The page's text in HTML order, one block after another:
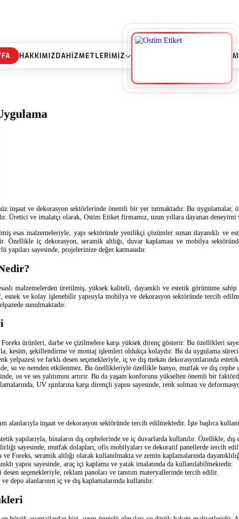
HAKKIMIZDAHIZMETLERIMIZ
inşaat ve dekorasyon sektörlerinde önemli bir yer tutmaktadır. Bu
Üretici ve imalatçı olarak, Ostim Etiket firmamız, uzun yıllara dayanan
esas malzemeleriyle, yapı sektöründe yenilikçi çözümler sunan dayanıklı ve
Özellikle iç dekorasyon, seramik altlığı, duvar kaplaması ve mobilya
sayesinde, projelerinize değer katmasıdır.
malzemelerden üretilmiş, yüksek kaliteli, dayanıklı ve estetik görünüme
esnek ve kolay işlenebilir yapısıyla mobilya ve dekorasyon sektöründe tercih
sunulmaktadır.
Foreks ürünleri, darbe ve çizilmelere karşı yüksek direnç gösterir. Bu özellikleri
kesim, şekillendirme ve montaj işlemleri oldukça kolaydır. Bu da uygulama
yelpazesi ve farklı desen seçenekleriyle, iç ve dış mekan dekorasyonlarında
su ve nemden etkilenmez. Bu özellikleriyle özellikle banyo, mutfak ve dış
ısı ve ses yalıtımını artırır. Bu da yaşam konforunu yükselten önemli bir
UV ışınlarına karşı dirençli yapısı sayesinde, renk solması ve
alanlarıyla inşaat ve dekorasyon sektöründe tercih edilmektedir. İşte başlıca
yapılarıyla, binaların dış cephelerinde ve iç duvarlarda kullanılır. Özellikle, dış
sayesinde, mutfak dolapları, ofis mobilyaları ve dekoratif panellerde tercih
ve Foreks, seramik altlığı olarak kullanılmakta ve zemin kaplamalarında
yapısı sayesinde, araç içi kaplama ve yatak imalatında da kullanılabilmektedir.
seçenekleriyle, reklam panoları ve tanıtım materyallerinde tercih edilir.
depo alanlarının iç ve dış kaplamalarında kullanılır.